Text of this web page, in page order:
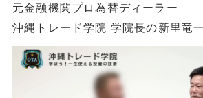
元金融機関プロ為替ディーラー
沖縄トレード学院 学院長の新里竜一